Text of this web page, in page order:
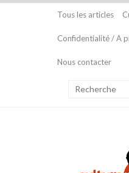
Tous les articles
Confidentialité / A
Nous contacter